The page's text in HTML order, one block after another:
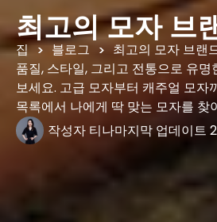
최고의 모자 브
집 > 블로그 > 최고의 모자 브랜
품질, 스타일, 그리고 전통으로 유
보세요. 고급 모자부터 캐주얼 모자
목록에서 나에게 딱 맞는 모자를 찾
작성자 티나마지막 업데이트